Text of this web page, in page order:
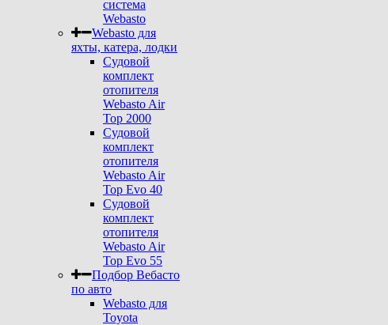
система
Webasto
Webasto для
яхты, катера, лодки
Судовой
комплект
отопителя
Webasto Air
Top 2000
Судовой
комплект
отопителя
Webasto Air
Top Evo 40
Судовой
комплект
отопителя
Webasto Air
Top Evo 55
Подбор Вебасто
по авто
Webasto для
Toyota